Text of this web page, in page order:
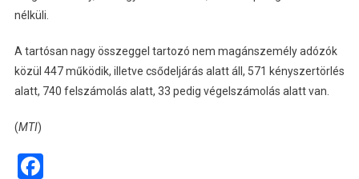
nélküli.
A tartósan nagy összeggel tartozó nem magánszemély adózók
közül 447 működik, illetve csődeljárás alatt áll, 571 kényszertörlés
alatt, 740 felszámolás alatt, 33 pedig végelszámolás alatt van.
(MTI)
Facebook